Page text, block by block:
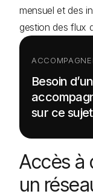
mensuel et des
gestion des flux
Besoin d’un
sur ce
Accès à
un